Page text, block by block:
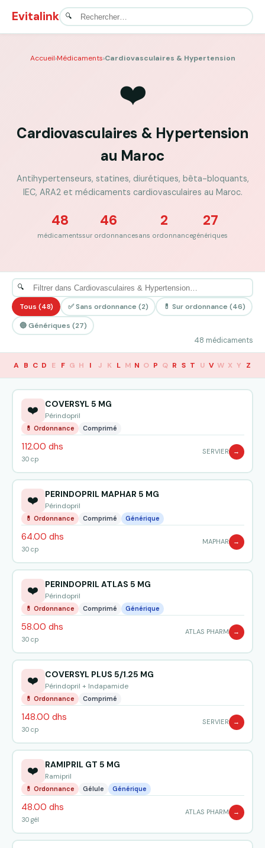
Evitalink
Accueil›Médicaments›Cardiovasculaires & Hypertension
❤️
Cardiovasculaires & Hypertension
au Maroc
Antihypertenseurs, statines, diurétiques, bêta-bloquants,
IEC, ARA2 et médicaments cardiovasculaires au Maroc.
48
médicaments
46
sur ordonnance
2
sans ordonnance
27
génériques
Tous (48) ✅ Sans ordonnance (2)
💊 Sur ordonnance (46)
🔵 Génériques (27)
48 médicaments
A B C D E F G H I J K L M N O P Q R S T U V W X Y Z
❤️ COVERSYL 5 MG
Périndopril
💊 Ordonnance Comprimé
112.00 dhs
30 cp
SERVIER →
❤️ PERINDOPRIL MAPHAR 5 MG
Périndopril
💊 Ordonnance Comprimé Générique
64.00 dhs
30 cp
MAPHAR →
❤️ PERINDOPRIL ATLAS 5 MG
Périndopril
💊 Ordonnance Comprimé Générique
58.00 dhs
30 cp
ATLAS PHARM →
❤️ COVERSYL PLUS 5/1.25 MG
Périndopril + Indapamide
💊 Ordonnance Comprimé
148.00 dhs
30 cp
SERVIER →
❤️ RAMIPRIL GT 5 MG
Ramipril
💊 Ordonnance Gélule Générique
48.00 dhs
30 gél
ATLAS PHARM →